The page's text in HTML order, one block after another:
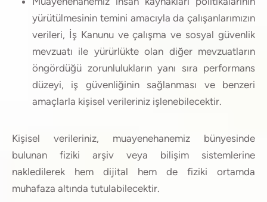
yürütülmesinin temini amacıyla da çalışanlarımızın
verileri, İş Kanunu ve çalışma ve sosyal güvenlik
mevzuatı ile yürürlükte olan diğer mevzuatların
öngördüğü zorunlulukların yanı sıra performans
düzeyi, iş güvenliğinin sağlanması ve benzeri
amaçlarla kişisel verileriniz işlenebilecektir.
Kişisel verileriniz, muayenehanemiz bünyesinde
bulunan fiziki arşiv veya bilişim sistemlerine
nakledilerek hem dijital hem de fiziki ortamda
muhafaza altında tutulabilecektir.